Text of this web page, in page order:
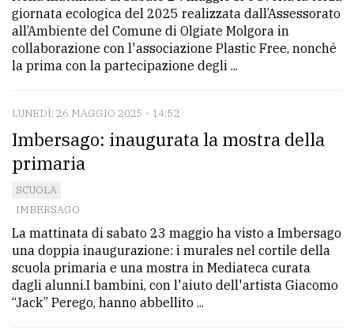
giornata ecologica del 2025 realizzata dall’Assessorato
all’Ambiente del Comune di Olgiate Molgora in
collaborazione con l'associazione Plastic Free, nonché
la prima con la partecipazione degli ...
LUNEDÌ, 26 MAGGIO 2025 - 14:52
Imbersago: inaugurata la mostra della
primaria
SCUOLA
IMBERSAGO
La mattinata di sabato 23 maggio ha visto a Imbersago
una doppia inaugurazione: i murales nel cortile della
scuola primaria e una mostra in Mediateca curata
dagli alunni.I bambini, con l'aiuto dell'artista Giacomo
“Jack” Perego, hanno abbellito ...